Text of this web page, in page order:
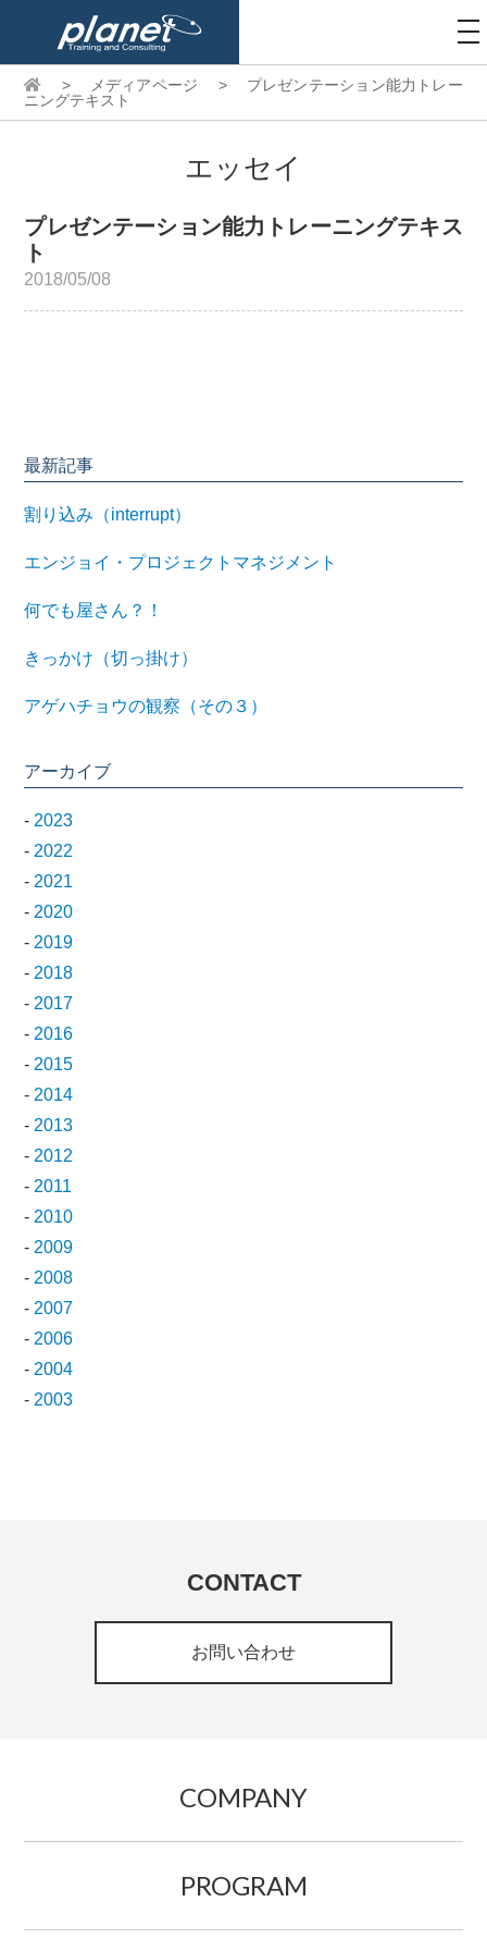
>
メディアページ >
プレゼンテーション能力トレー
ニングテキスト
エッセイ
プレゼンテーション能力トレーニングテキス
ト
2018/05/08
最新記事
割り込み（interrupt）
エンジョイ・プロジェクトマネジメント
何でも屋さん？！
きっかけ（切っ掛け）
アゲハチョウの観察（その３）
アーカイブ
- 2023
- 2022
- 2021
- 2020
- 2019
- 2018
- 2017
- 2016
- 2015
- 2014
- 2013
- 2012
- 2011
- 2010
- 2009
- 2008
- 2007
- 2006
- 2004
- 2003
CONTACT
お問い合わせ
COMPANY
PROGRAM